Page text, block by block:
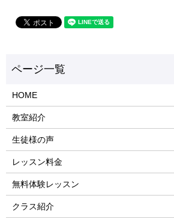
HOME
教室紹介
生徒様の声
レッスン料金
無料体験レッスン
クラス紹介